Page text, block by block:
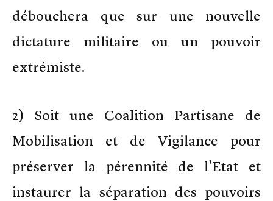
débouchera que sur une nouvelle
dictature militaire ou un pouvoir
extrémiste.
2) Soit une Coalition Partisane de
Mobilisation et de Vigilance pour
préserver la pérennité de l’Etat et
instaurer la séparation des pouvoirs